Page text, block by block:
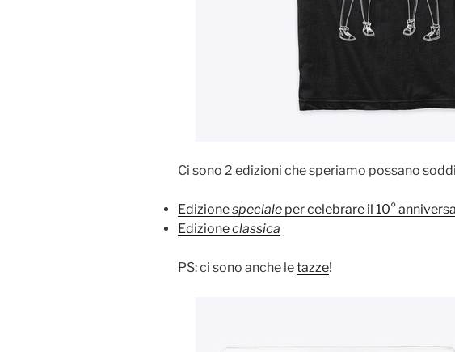
Ci sono 2 edizioni che speriamo possano
Edizionespeciale per celebrare il 10°
Edizioneclassica
PS: ci sono anche letazze!